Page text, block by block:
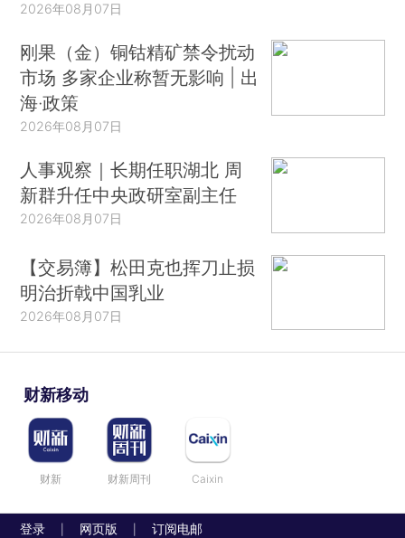
2026年08月07日
刚果（金）铜钴精矿禁令扰动
市场 多家企业称暂无影响 | 出
海·政策
2026年08月07日
人事观察｜长期任职湖北 周
新群升任中央政研室副主任
2026年08月07日
【交易簿】松田克也挥刀止损
明治折戟中国乳业
2026年08月07日
财新移动
财新 财新周刊 Caixin
登录 网页版 订阅电邮